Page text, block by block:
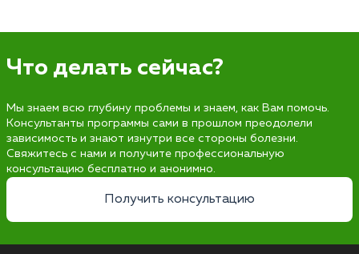
Что делать сейчас?
Мы знаем всю глубину проблемы и знаем, как Вам помочь.
Консультанты программы сами в прошлом преодолели
зависимость и знают изнутри все стороны болезни.
Свяжитесь с нами и получите профессиональную
консультацию бесплатно и анонимно.
Получить консультацию